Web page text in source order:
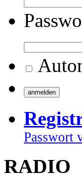
Passwort
RADIO